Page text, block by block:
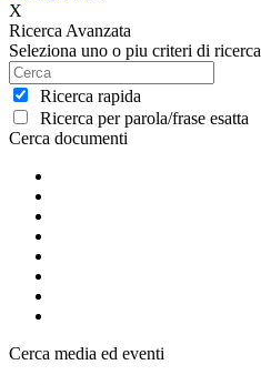
X
Ricerca Avanzata
Seleziona uno o piu criteri di ricerca
Ricerca rapida
Ricerca per parola/frase esatta
Cerca documenti
Cerca media ed eventi